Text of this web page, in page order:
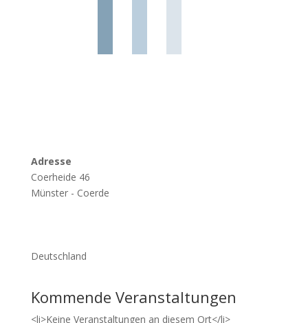
Adresse
Coerheide 46
Münster - Coerde
Deutschland
Kommende Veranstaltungen
<li>Keine Veranstaltungen an diesem Ort</li>